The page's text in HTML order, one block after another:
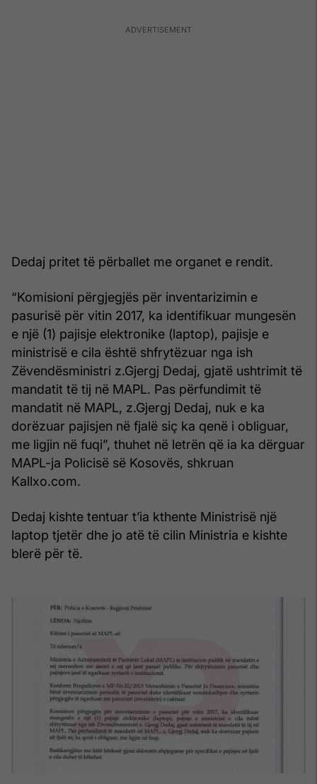
Dedaj pritet të përballet me organet e rendit.
“Komisioni përgjegjës për inventarizimin e
pasurisë për vitin 2017, ka identifikuar mungesën
e një (1) pajisje elektronike (laptop), pajisje e
ministrisë e cila është shfrytëzuar nga ish
Zëvendësministri z.Gjergj Dedaj, gjatë ushtrimit të
mandatit të tij në MAPL. Pas përfundimit të
mandatit në MAPL, z.Gjergj Dedaj, nuk e ka
dorëzuar pajisjen në fjalë siç ka qenë i obliguar,
me ligjin në fuqi”, thuhet në letrën që ia ka dërguar
MAPL-ja Policisë së Kosovës, shkruan
Kallxo.com.
Dedaj kishte tentuar t’ia kthente Ministrisë një
laptop tjetër dhe jo atë të cilin Ministria e kishte
blerë për të.